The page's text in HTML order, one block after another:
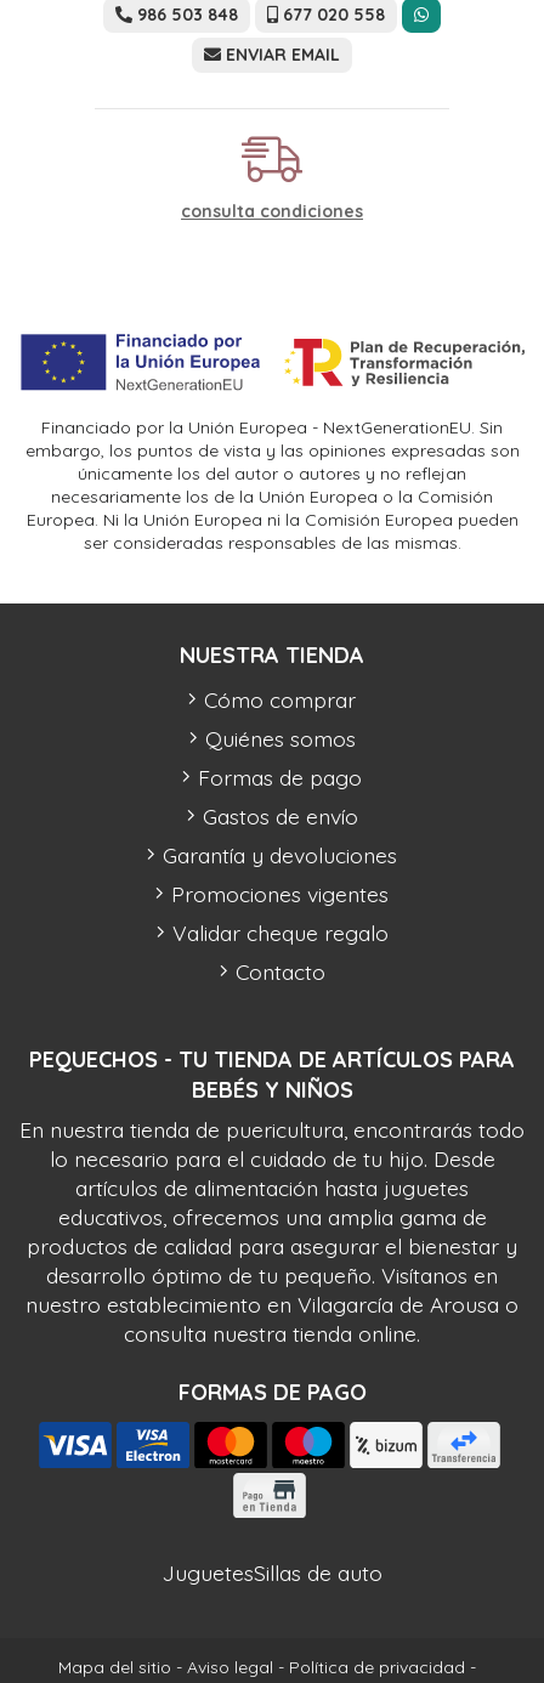
986 503 848
677 020 558
ENVIAR EMAIL
consulta condiciones
Financiado por la Unión Europea - NextGenerationEU. Sin
embargo, los puntos de vista y las opiniones expresadas son
únicamente los del autor o autores y no reflejan
necesariamente los de la Unión Europea o la Comisión
Europea. Ni la Unión Europea ni la Comisión Europea pueden
ser consideradas responsables de las mismas.
PEQUECHOS - TU TIENDA DE ARTÍCULOS PARA
BEBÉS Y NIÑOS
En nuestra tienda de puericultura, encontrarás todo
lo necesario para el cuidado de tu hijo. Desde
artículos de alimentación hasta juguetes
educativos, ofrecemos una amplia gama de
productos de calidad para asegurar el bienestar y
desarrollo óptimo de tu pequeño. Visítanos en
nuestro establecimiento en Vilagarcía de Arousa o
consulta nuestra tienda online.
FORMAS DE PAGO
NUESTRA TIENDA
Cómo comprar
Quiénes somos
Formas de pago
Gastos de envío
Garantía y devoluciones
Promociones vigentes
Validar cheque regalo
Contacto
JuguetesSillas de auto
Mapa del sitio - Aviso legal - Política de privacidad -